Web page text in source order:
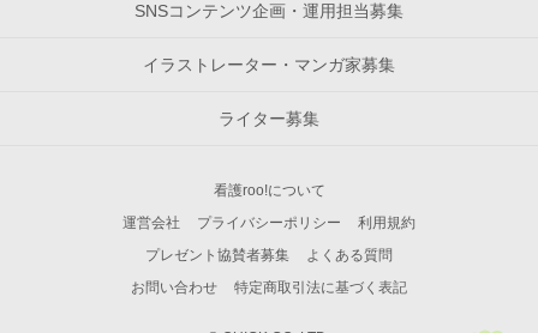
SNSコンテンツ企画・運用担当募集
イラストレーター・マンガ家募集
ライター募集
看護roo!について
運営会社
プライバシーポリシー
利用規約
プレゼント協賛者募集
よくある質問
お問い合わせ
特定商取引法に基づく表記